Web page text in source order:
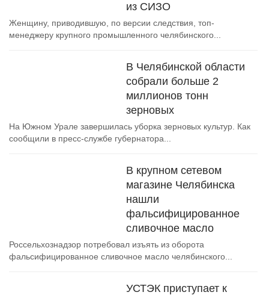
из СИЗО
Женщину, приводившую, по версии следствия, топ-
менеджеру крупного промышленного челябинского...
В Челябинской области
собрали больше 2
миллионов тонн
зерновых
На Южном Урале завершилась уборка зерновых культур. Как
сообщили в пресс-службе губернатора...
В крупном сетевом
магазине Челябинска
нашли
фальсифицированное
сливочное масло
Россельхознадзор потребовал изъять из оборота
фальсифицированное сливочное масло челябинского...
УСТЭК приступает к